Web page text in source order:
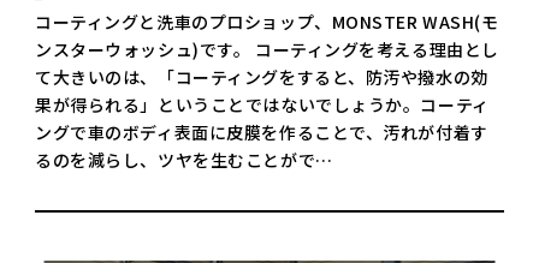
コーティングと洗車のプロショップ、MONSTER WASH(モ
ンスターウォッシュ)です。 コーティングを考える理由とし
て大きいのは、「コーティングをすると、防汚や撥水の効
果が得られる」ということではないでしょうか。コーティ
ングで車のボディ表面に皮膜を作ることで、汚れが付着す
るのを減らし、ツヤを生むことがで…